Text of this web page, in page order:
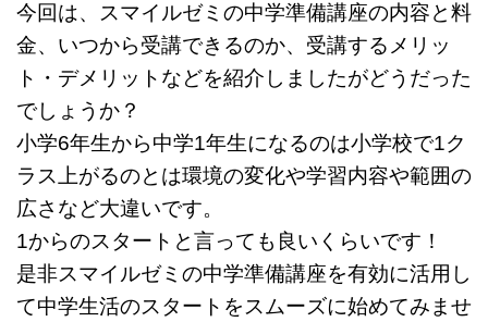
今回は、スマイルゼミの中学準備講座の内容と料
金、いつから受講できるのか、受講するメリッ
ト・デメリットなどを紹介しましたがどうだった
でしょうか？
小学6年生から中学1年生になるのは小学校で1ク
ラス上がるのとは環境の変化や学習内容や範囲の
広さなど大違いです。
1からのスタートと言っても良いくらいです！
是非スマイルゼミの中学準備講座を有効に活用し
て中学生活のスタートをスムーズに始めてみませ